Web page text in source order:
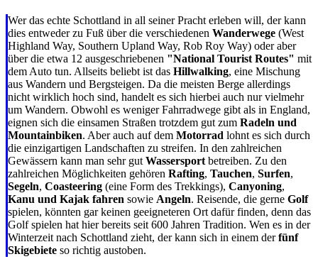
Wer das echte Schottland in all seiner Pracht erleben will, der kann
dies entweder zu Fuß über die verschiedenen Wanderwege (West
Highland Way, Southern Upland Way, Rob Roy Way) oder aber
über die etwa 12 ausgeschriebenen "National Tourist Routes" mit
dem Auto tun. Allseits beliebt ist das Hillwalking, eine Mischung
aus Wandern und Bergsteigen. Da die meisten Berge allerdings
nicht wirklich hoch sind, handelt es sich hierbei auch nur vielmehr
um Wandern. Obwohl es weniger Fahrradwege gibt als in England,
eignen sich die einsamen Straßen trotzdem gut zum Radeln und
Mountainbiken. Aber auch auf dem Motorrad lohnt es sich durch
die einzigartigen Landschaften zu streifen. In den zahlreichen
Gewässern kann man sehr gut Wassersport betreiben. Zu den
zahlreichen Möglichkeiten gehören Rafting, Tauchen, Surfen,
Segeln, Coasteering (eine Form des Trekkings), Canyoning,
Kanu und Kajak fahren sowie Angeln. Reisende, die gerne Golf
spielen, könnten gar keinen geeigneteren Ort dafür finden, denn das
Golf spielen hat hier bereits seit 600 Jahren Tradition. Wen es in der
Winterzeit nach Schottland zieht, der kann sich in einem derfünf
Skigebiete so richtig austoben.